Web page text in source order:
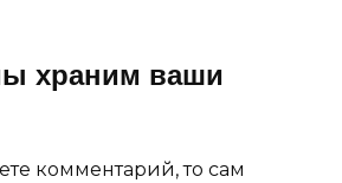
храним ваши
комментарий, то сам